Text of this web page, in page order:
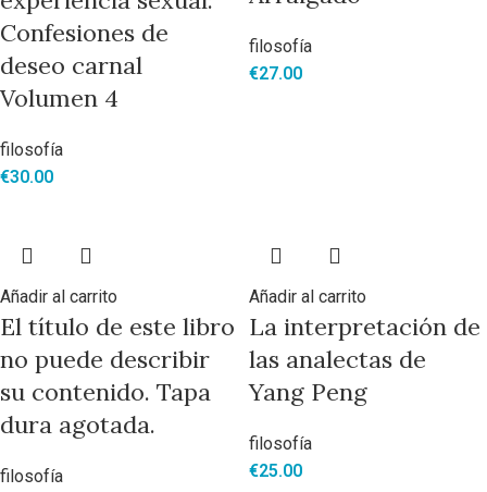
Confesiones de
deseo carnal
Volumen 4
filosofía
€30.00
filosofía
€27.00
Añadir al carrito
El título de este libro
no puede describir
su contenido. Tapa
dura agotada.
filosofía
Añadir al carrito
La interpretación de
las analectas de
Yang Peng
filosofía
€25.00